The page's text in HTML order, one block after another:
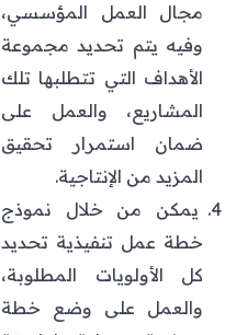
مجال العمل المؤسسي،
وفيه يتم تحديد مجموعة
الأهداف التي تتطلبها تلك
المشاريع، والعمل على
ضمان استمرار تحقيق
المزيد من الإنتاجية.
يمكن من خلال نموذج
خطة عمل تنفيذية تحديد
كل الأولويات المطلوبة،
والعمل على وضع خطة